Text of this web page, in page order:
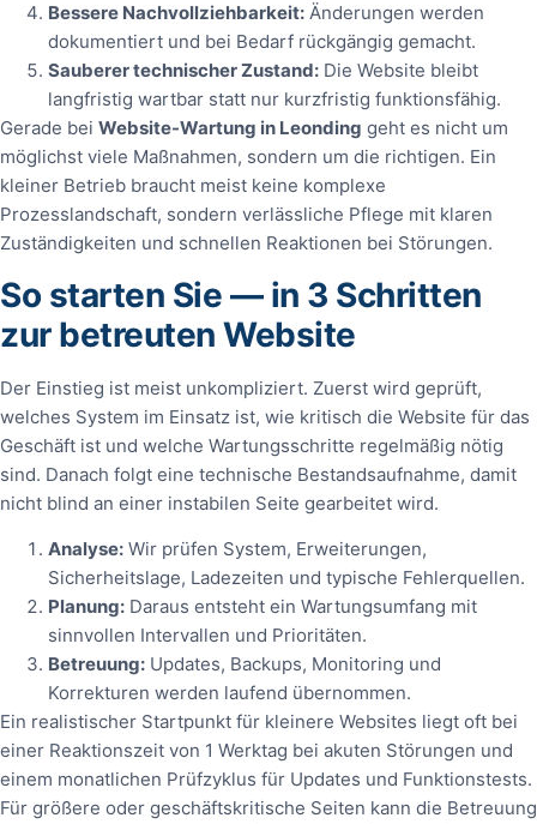
Bessere Nachvollziehbarkeit: Änderungen werden
dokumentiert und bei Bedarf rückgängig gemacht.
Sauberer technischer Zustand: Die Website bleibt
langfristig wartbar statt nur kurzfristig funktionsfähig.
Gerade bei Website-Wartung in Leonding geht es nicht um
möglichst viele Maßnahmen, sondern um die richtigen. Ein
kleiner Betrieb braucht meist keine komplexe
Prozesslandschaft, sondern verlässliche Pflege mit klaren
Zuständigkeiten und schnellen Reaktionen bei Störungen.
So starten Sie — in 3 Schritten
zur betreuten Website
Der Einstieg ist meist unkompliziert. Zuerst wird geprüft,
welches System im Einsatz ist, wie kritisch die Website für das
Geschäft ist und welche Wartungsschritte regelmäßig nötig
sind. Danach folgt eine technische Bestandsaufnahme, damit
nicht blind an einer instabilen Seite gearbeitet wird.
Analyse: Wir prüfen System, Erweiterungen,
Sicherheitslage, Ladezeiten und typische Fehlerquellen.
Planung: Daraus entsteht ein Wartungsumfang mit
sinnvollen Intervallen und Prioritäten.
Betreuung: Updates, Backups, Monitoring und
Korrekturen werden laufend übernommen.
Ein realistischer Startpunkt für kleinere Websites liegt oft bei
einer Reaktionszeit von 1 Werktag bei akuten Störungen und
einem monatlichen Prüfzyklus für Updates und Funktionstests.
Für größere oder geschäftskritische Seiten kann die Betreuung